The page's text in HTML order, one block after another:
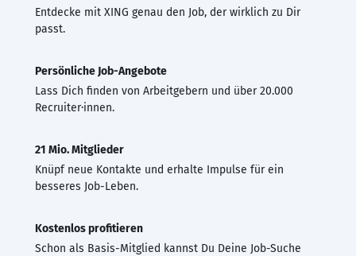
Entdecke mit XING genau den Job, der wirklich zu Dir
passt.
Persönliche Job-Angebote
Lass Dich finden von Arbeitgebern und über 20.000
Recruiter·innen.
21 Mio. Mitglieder
Knüpf neue Kontakte und erhalte Impulse für ein
besseres Job-Leben.
Kostenlos profitieren
Schon als Basis-Mitglied kannst Du Deine Job-Suche